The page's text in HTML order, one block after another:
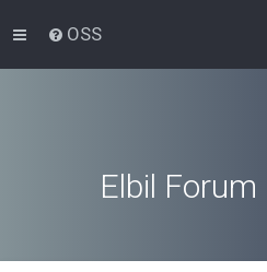
OSS
Elbil